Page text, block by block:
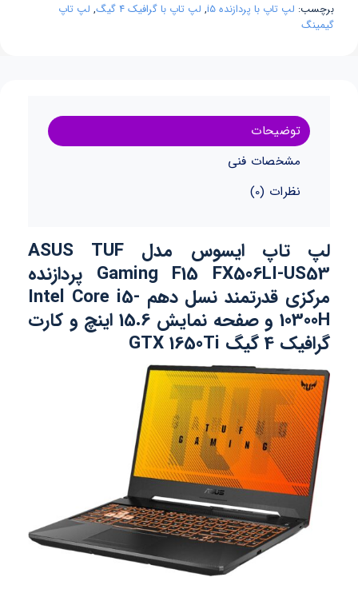
برچسب: لپ تاپ با پردازنده i5 , لپ تاپ با گرافیک 4 گیگ , لپ تاپ
گیمینگ
توضیحات
مشخصات فنی
نظرات (0)
لپ تاپ ایسوس مدل ASUS TUF
Gaming F15 FX506LI-US53 پردازنده
مرکزی قدرتمند نسل دهم Intel Core i5-
10300H و صفحه نمایش 15.6 اینچ و کارت
گرافیک 4 گیگ GTX 1650Ti